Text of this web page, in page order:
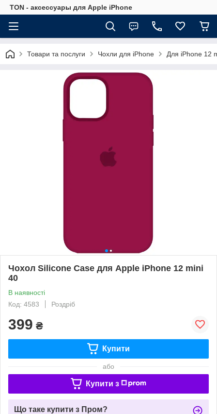
TON - аксессуары для Apple iPhone
Товари та послуги Чохли для iPhone Для iPhone 12
Чохол Silicone Case для Apple iPhone 12 mini
40
В наявності
Код: 4583
Роздріб
399 ₴
Купити
або
Купити з
Що таке купити з Пром?